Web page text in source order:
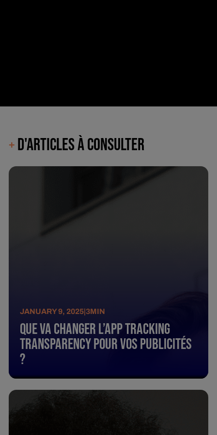
+D'ARTICLES À CONSULTER
JANUARY 9, 2025|3MIN
Que va changer l’App Tracking
Transparency pour vos publicités
?